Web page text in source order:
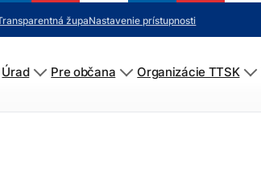
župaNastavenie prístupnosti
Úrad Pre občana Organizácie TTSK